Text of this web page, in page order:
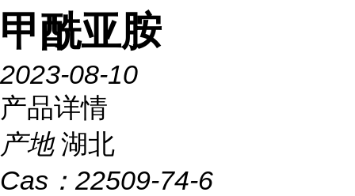
甲酰亚胺
2023-08-10
产品详情
产地 湖北
Cas： 22509-74-6